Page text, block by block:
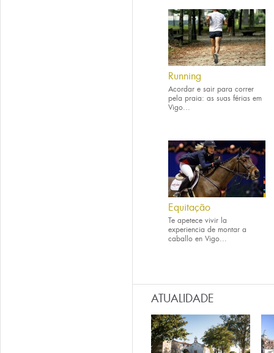
Running
Acordar e sair para correr
pela praia: as suas férias em
Vigo...
Equitação
Te apetece vivir la
experiencia de montar a
caballo en Vigo...
ATUALIDADE